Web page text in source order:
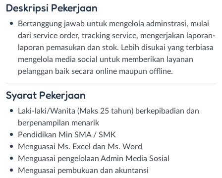
Deskripsi Pekerjaan
Bertanggung jawab untuk mengelola adminstrasi, mulai
dari service order, tracking service, mengerjakan laporan-
laporan pemasukan dan stok. Lebih disukai yang terbiasa
mengelola media social untuk memberikan layanan
pelanggan baik secara online maupun offline.
Syarat Pekerjaan
Laki-laki/Wanita (Maks 25 tahun) berkepibadian dan
berpenampilan menarik
Pendidikan Min SMA / SMK
Menguasai Ms. Excel dan Ms. Word
Menguasai pengelolaan Admin Media Sosial
Menguasai pembukuan dan akuntansi